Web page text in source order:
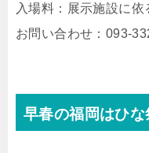
入場料：展示施設に依
お問い合わせ：093-
早春の福岡はひな